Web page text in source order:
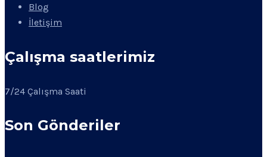
Blog
İletişim
Çalışma saatlerimiz
7/24 Çalışma Saati
Son Gönderiler